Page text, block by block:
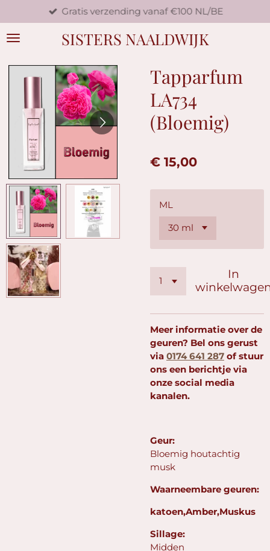
direct
naar
hoofdinhoud
SISTERS NAALDWIJK
Gratis verzending vanaf €100 NL/BE
Tapparfum
LA734
(Bloemig)
€ 15,00
ML
In
Meer informatie over de
geuren? Bel ons gerust
via 0174 641 287 of stuur
ons een berichtje via
onze social media
kanalen.
Geur:
Bloemig houtachtig
musk
Waarneembare geuren:
katoen,Amber,Muskus
Sillage:
Midden